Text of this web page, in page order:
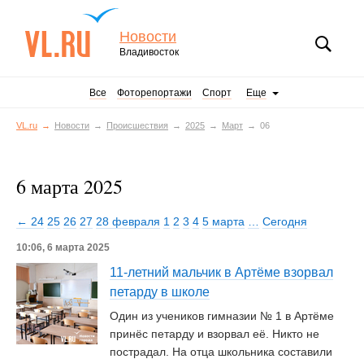
Новости
Владивосток
Все Фоторепортажи Спорт Еще
VL.ru Новости Происшествия 2025 Март 06
6 марта 2025
← 24 25 26 27 28 февраля 1 2 3 4 5 марта Сегодня
10:06, 6 марта 2025
11-летний мальчик в Артёме взорвал
петарду в школе
Один из учеников гимназии № 1 в Артёме
принёс петарду и взорвал её. Никто не
пострадал. На отца школьника составили